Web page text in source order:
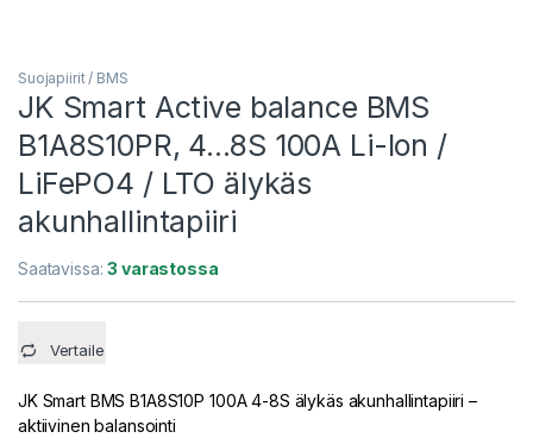
Suojapiirit / BMS
JK Smart Active balance BMS
B1A8S10PR, 4…8S 100A Li-Ion /
LiFePO4 / LTO älykäs
akunhallintapiiri
Saatavissa:3 varastossa
Vertaile
JK Smart BMS B1A8S10P 100A 4-8S älykäs akunhallintapiiri –
aktiivinen balansointi